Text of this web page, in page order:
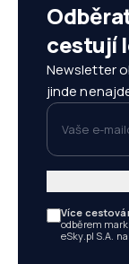
cestují
Newsletter
jinde
Vaše e-
Více
odběrem
eSky.pl S.A.